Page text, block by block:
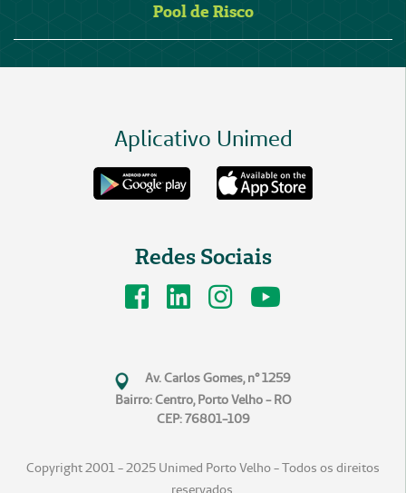
Pool de Risco
Aplicativo Unimed
Redes Sociais
Av. Carlos Gomes, n° 1259
Bairro: Centro, Porto Velho - RO
CEP: 76801-109
Copyright 2001 - 2025 Unimed Porto Velho - Todos os direitos
reservados.